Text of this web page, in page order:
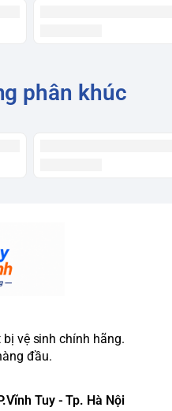
phân khúc
vệ sinh chính hãng.
đầu.
Tuy - Tp. Hà Nội